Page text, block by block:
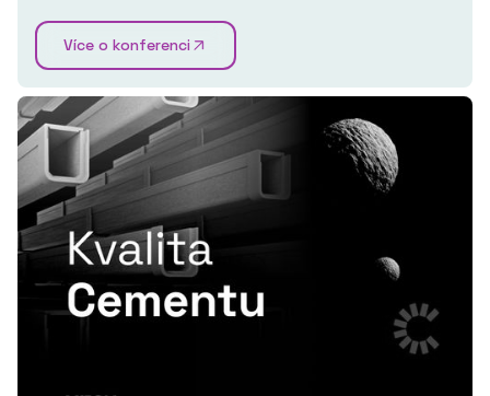
Více o konferenci